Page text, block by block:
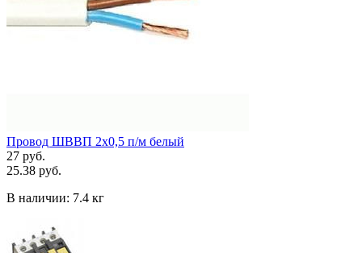
Провод ШВВП 2х0,5 п/м белый
27 руб.
25.38 руб.
В наличии: 7.4 кг